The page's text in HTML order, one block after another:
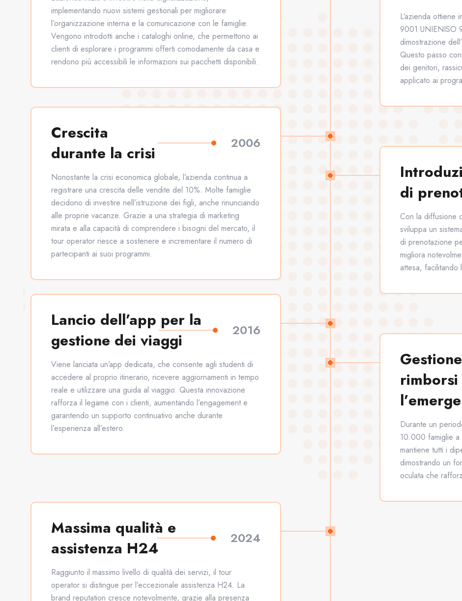
implementando nuovi sistemi gestionali per migliorare
l’organizzazione interna e la comunicazione con le famiglie.
Vengono introdotti anche i cataloghi online, che permettono ai
clienti di esplorare i programmi offerti comodamente da casa e
rendono più accessibili le informazioni sui pacchetti disponibili.
L’azienda ottiene
9001 UNIENISO
dimostrazione
Questo passo
dei genitori,
applicato ai
Crescita
durante la crisi
2006
Nonostante la crisi economica globale, l’azienda continua a
registrare una crescita delle vendite del 10%. Molte famiglie
decidono di investire nell’istruzione dei figli, anche rinunciando
alle proprie vacanze. Grazie a una strategia di marketing
mirata e alla capacità di comprendere i bisogni del mercato, il
tour operator riesce a sostenere e incrementare il numero di
partecipanti ai suoi programmi.
di
Con la diffusione
sviluppa un
di prenotazione
migliora
attesa, facilitando
Lancio dell’app per la
gestione dei viaggi
2016
Viene lanciata un’app dedicata, che consente agli studenti di
accedere al proprio itinerario, ricevere aggiornamenti in tempo
reale e utilizzare una guida al viaggio. Questa innovazione
rafforza il legame con i clienti, aumentando l’engagement e
garantendo un supporto continuativo anche durante
l’esperienza all’estero.
Durante un
10.000 famiglie a
mantiene tutti i
dimostrando un
oculata che
Massima qualità e
assistenza H24
2024
Raggiunto il massimo livello di qualità dei servizi, il tour
operator si distingue per l’eccezionale assistenza H24. La
brand reputation cresce notevolmente, grazie alla presenza